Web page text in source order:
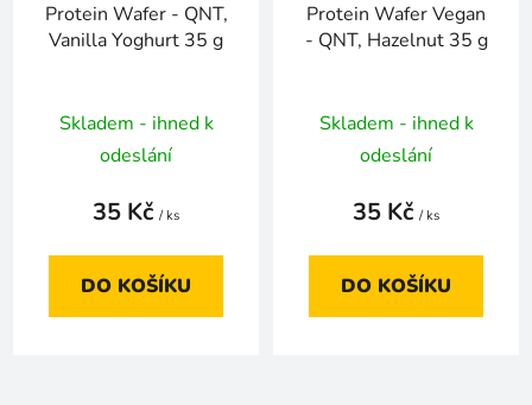
Protein Wafer - QNT,
Vanilla Yoghurt 35 g
Skladem - ihned k
odeslání
35 Kč / ks
DO KOŠÍKU
Protein Wafer Vegan
- QNT, Hazelnut 35 g
Skladem - ihned k
odeslání
35 Kč / ks
DO KOŠÍKU